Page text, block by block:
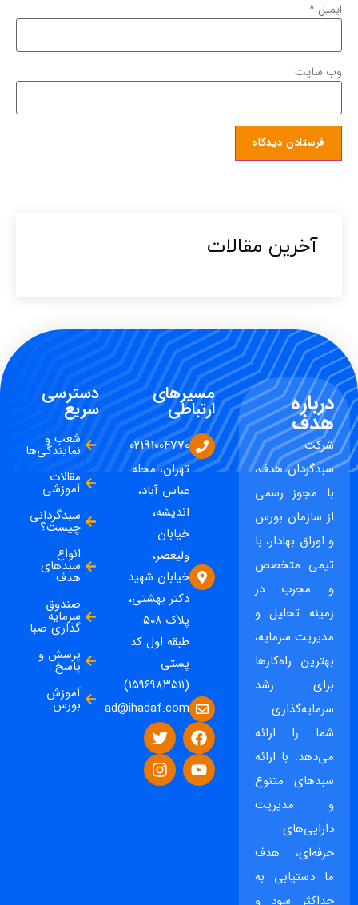
ایمیل*
وب‌ سایت
آخرین مقالات​
درباره
هدف
شرکت
سبدگردان هدف،
با مجوز رسمی
از سازمان بورس
و اوراق بهادار، با
تیمی متخصص
و مجرب در
زمینه تحلیل و
مدیریت سرمایه،
بهترین راه‌کارها
برای رشد
سرمایه‌گذاری
شما را ارائه
می‌دهد. با ارائه
سبدهای متنوع
و مدیریت
دارایی‌های
حرفه‌ای، هدف
ما دستیابی به
حداکثر سود و
مسیرهای
ارتباطی
02191004770
تهران، محله
عباس آباد،
اندیشه،
خیابان
ولیعصر،
خیابان شهید
دکتر بهشتی،
پلاک ۵۰۸
طبقه اول کد
پستی
(۱۵۹۶۹۸۳۵۱۱)
ad@ihadaf.com
دسترسی
سریع
شعب و
نمایندگی‌ها
مقالات
آموزشی
سبدگردانی
چیست؟
انواع
سبدهای
هدف
صندوق
سرمایه
گذاری صبا
پرسش و
پاسخ
آموزش
بورس